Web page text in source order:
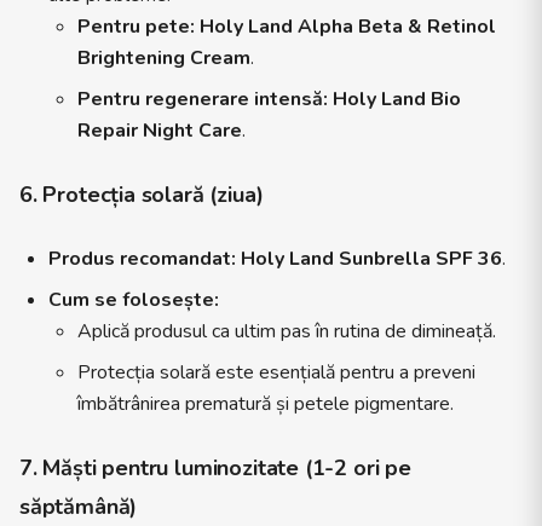
Pentru pete: Holy Land Alpha Beta & Retinol
Brightening Cream.
Pentru regenerare intensă: Holy Land Bio
Repair Night Care.
6. Protecția solară (ziua)
Produs recomandat: Holy Land Sunbrella SPF 36.
Cum se folosește:
Aplică produsul ca ultim pas în rutina de dimineață.
Protecția solară este esențială pentru a preveni
îmbătrânirea prematură și petele pigmentare.
7. Măști pentru luminozitate (1-2 ori pe
săptămână)